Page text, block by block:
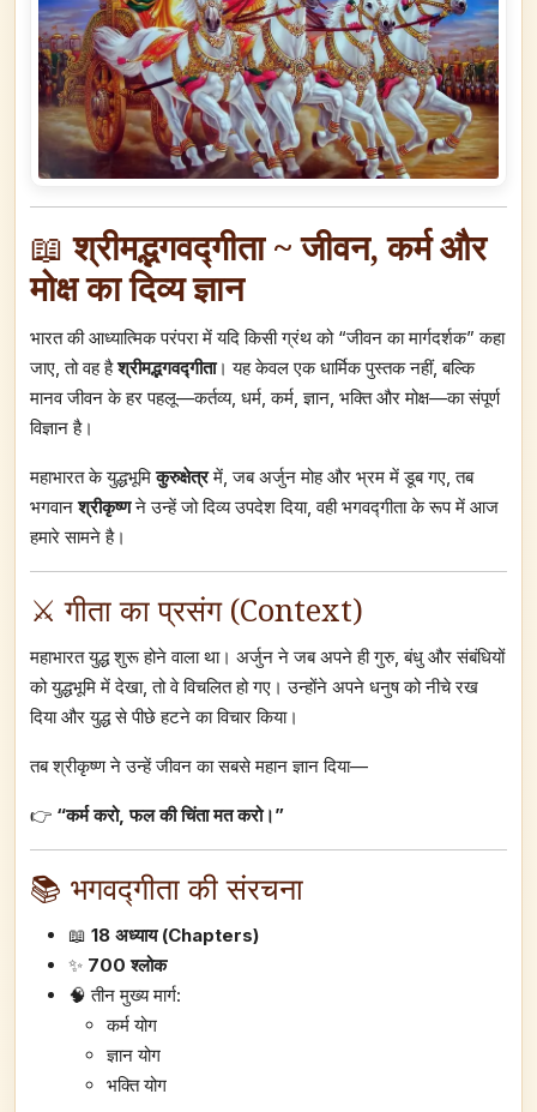
📖श्रीमद्भगवद्गीता ~ जीवन, कर्म और
मोक्ष का दिव्य ज्ञान
भारत की आध्यात्मिक परंपरा में यदि किसी ग्रंथ को “जीवन का मार्गदर्शक” कहा
जाए, तो वह हैश्रीमद्भगवद्गीता। यह केवल एक धार्मिक पुस्तक नहीं, बल्कि
मानव जीवन के हर पहलू—कर्तव्य, धर्म, कर्म, ज्ञान, भक्ति और मोक्ष—का संपूर्ण
विज्ञान है।
महाभारत के युद्धभूमिकुरुक्षेत्रमें, जब अर्जुन मोह और भ्रम में डूब गए, तब
भगवानश्रीकृष्णने उन्हें जो दिव्य उपदेश दिया, वही भगवद्गीता के रूप में आज
हमारे सामने है।
⚔️ गीता का प्रसंग (Context)
महाभारत युद्ध शुरू होने वाला था। अर्जुन ने जब अपने ही गुरु, बंधु और संबंधियों
को युद्धभूमि में देखा, तो वे विचलित हो गए। उन्होंने अपने धनुष को नीचे रख
दिया और युद्ध से पीछे हटने का विचार किया।
तब श्रीकृष्ण ने उन्हें जीवन का सबसे महान ज्ञान दिया—
👉 “कर्म करो, फल की चिंता मत करो।”
📚 भगवद्गीता की संरचना
📖 18 अध्याय (Chapters)
✨ 700 श्लोक
🧠 तीन मुख्य मार्ग:
कर्म योग
ज्ञान योग
भक्ति योग